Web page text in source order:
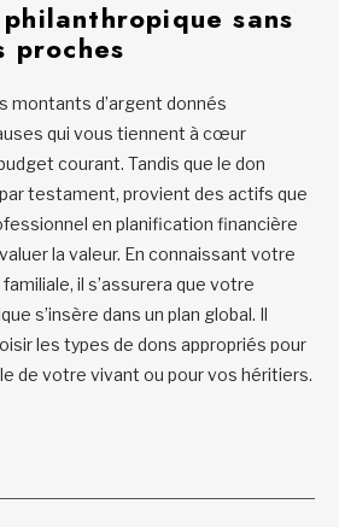
sans
proches
montants d’argent donnés
qui vous tiennent à cœur
courant. Tandis que le don
testament, provient des actifs que
en planification financière
la valeur. En connaissant votre
il s’assurera que votre
s’insère dans un plan global. Il
les types de dons appropriés pour
de votre vivant ou pour vos héritiers.